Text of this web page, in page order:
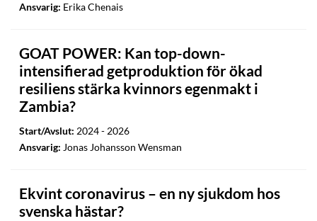
Ansvarig: Erika Chenais
GOAT POWER: Kan top-down-
intensifierad getproduktion för ökad
resiliens stärka kvinnors egenmakt i
Zambia?
Start/Avslut: 2024 - 2026
Ansvarig: Jonas Johansson Wensman
Ekvint coronavirus – en ny sjukdom hos
svenska hästar?